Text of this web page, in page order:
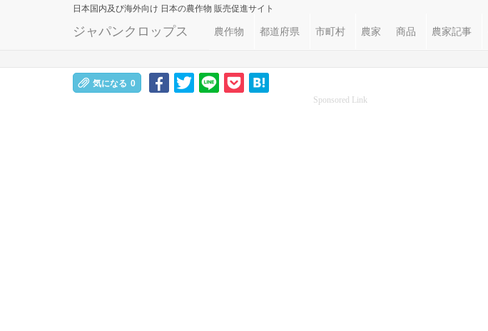
日本国内及び海外向け 日本の農作物 販売促進サイト
ジャパンクロップス 農作物 都道府県 市町村 農家 商品 農家記事
気になる 0
Sponsored Link